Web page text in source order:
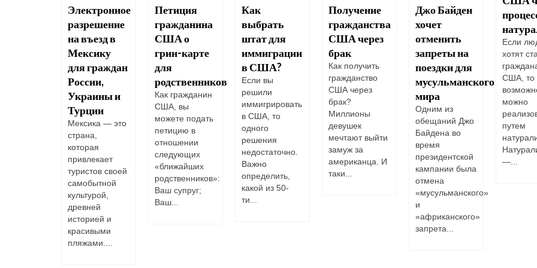
Электронное
разрешение
на въезд в
Мексику
для граждан
России,
Украины и
Турции
Мексика — это
страна,
которая
привлекает
туристов своей
самобытной
культурой,
древней
историей и
красивыми
пляжами....
Петиция
гражданина
США о
грин-карте
для
родственников
Как гражданин
США, вы
можете подать
петицию в
отношении
следующих
«ближайших
родственников»:
Ваш супруг;
Ваш...
Как
выбрать
штат для
иммиграции
в США?
Если вы
решили
иммигрировать
в США, то
одного
решения
недостаточно.
Важно
определить,
какой из 50-
ти...
Получение
гражданства
США через
брак
Как получить
гражданство
США через
брак?
Миллионы
девушек
мечтают выйти
замуж за
американца. И
таки...
Джо Байден
хочет
отменить
запреты на
поездки для
мусульманского
мира
Одним из
обещаний Джо
Байдена во
время
президентской
кампании была
отмена
«мусульманского»
и
«африканского»
запрета...
Если
хотят
США, то
можно
путем
—...